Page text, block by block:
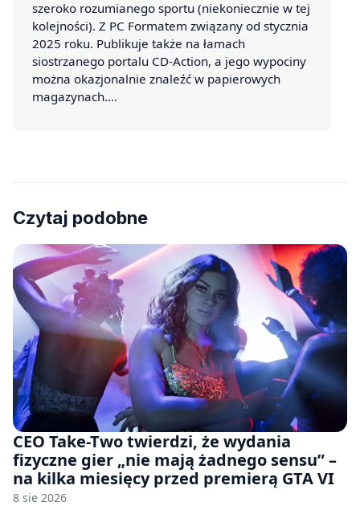
szeroko rozumianego sportu (niekoniecznie w tej
kolejności). Z PC Formatem związany od stycznia
2025 roku. Publikuje także na łamach
siostrzanego portalu CD-Action, a jego wypociny
można okazjonalnie znaleźć w papierowych
magazynach.…
Czytaj podobne
CEO Take-Two twierdzi, że wydania
fizyczne gier „nie mają żadnego sensu” –
na kilka miesięcy przed premierą GTA VI
8 sie 2026